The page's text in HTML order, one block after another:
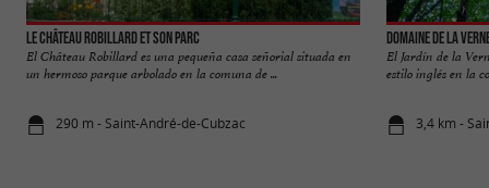
Le Château Robillard et son parc
El Château Robillard es una pequeña casa señorial situada en
un hermoso parque arbolado en la comuna de ...
290 m - Saint-André-de-Cubzac
Domaine de la
El Jardín de la
estilo inglés en la
3,4 km -